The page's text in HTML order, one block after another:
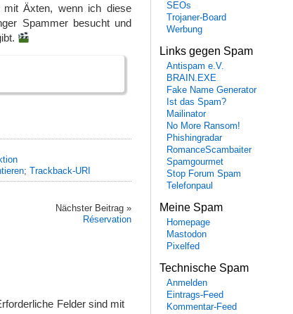
mit Äxten, wenn ich diese
Spammer besucht und
; Trackback-URI
Nächster Beitrag »
Réservation
Felder sind mit
SEOs
Trojaner-Board
Werbung
Links gegen Spam
Antispam e.V.
BRAIN.EXE
Fake Name Generator
Ist das Spam?
Mailinator
No More Ransom!
Phishingradar
RomanceScambaiter
Spamgourmet
Stop Forum Spam
Telefonpaul
Meine Spam
Homepage
Mastodon
Pixelfed
Technische Spam
Anmelden
Eintrags-Feed
Kommentar-Feed